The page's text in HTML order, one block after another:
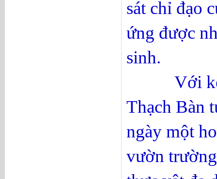
sát chỉ đạo
ứng được
sinh.
Với kết
Thạch Bàn
ngày một
vườn